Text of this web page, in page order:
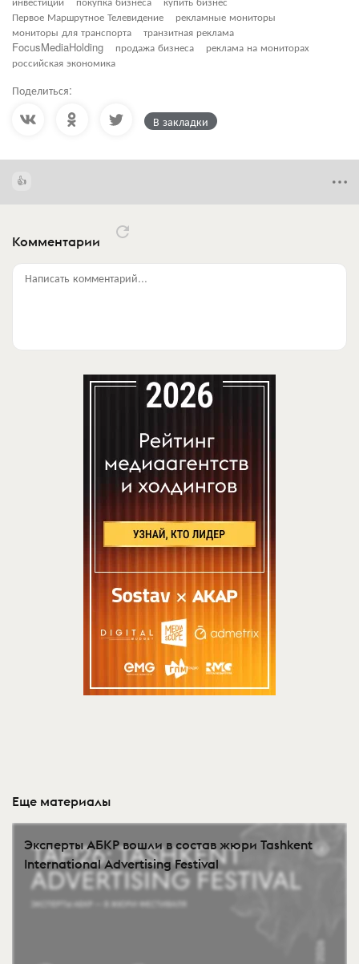
Первое Маршрутное Телевидение
рекламные мониторы
мониторы для транспорта
транзитная реклама
FocusMediaHolding
продажа бизнеса
реклама на мониторах
российская экономика
Поделиться:
В закладки
Комментарии
Написать комментарий...
Еще материалы
Эксперты АБКР вошли в состав жюри Tashkent
International Advertising Festival